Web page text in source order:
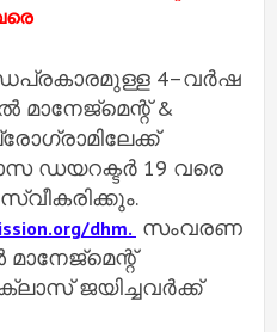
4–വർഷ
മാനേജ്മെന്റ് &
ഡയറക്ടർ 19 വരെ
dhm. സംവരണ
ജയിച്ചവർക്ക്